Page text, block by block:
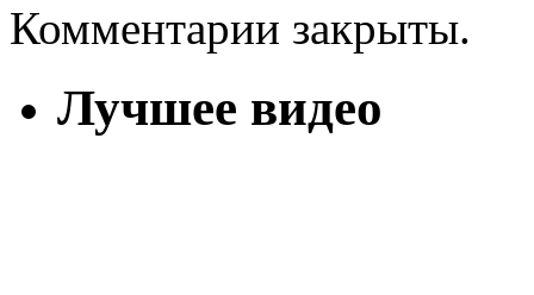
Комментарии закрыты.
Лучшее видео